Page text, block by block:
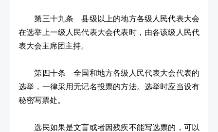
第三十九条 县级以上的地方各级人民代表大会
在选举上一级人民代表大会代表时，由各该级人民代
表大会主席团主持。
第四十条 全国和地方各级人民代表大会代表的
选举，一律采用无记名投票的方法。选举时应当设有
秘密写票处。
选民如果是文盲或者因残疾不能写选票的，可以